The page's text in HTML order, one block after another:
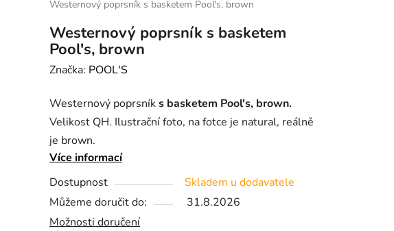
Westernový poprsník s basketem Pool's, brown
Westernový poprsník s basketem
Pool's, brown
Značka: POOL'S
Westernový poprsníks basketem Pool's, brown.
Velikost QH. Ilustrační foto, na fotce je natural, reálně
je brown.
Více informací
Dostupnost
Skladem u dodavatele
Můžeme doručit do:
31.8.2026
Možnosti doručení